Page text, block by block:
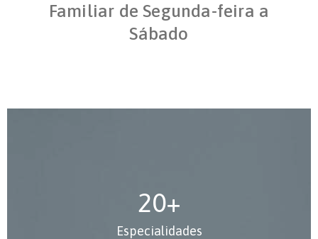
Familiar de Segunda-feira a
Sábado
20+
Especialidades